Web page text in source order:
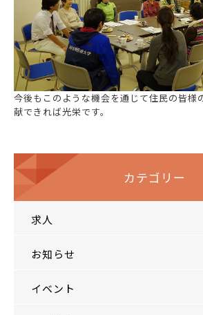
カテゴリー
求人
お知らせ
イベント
今後もこのような機会を通じて住民の皆様
献できれば光栄です。